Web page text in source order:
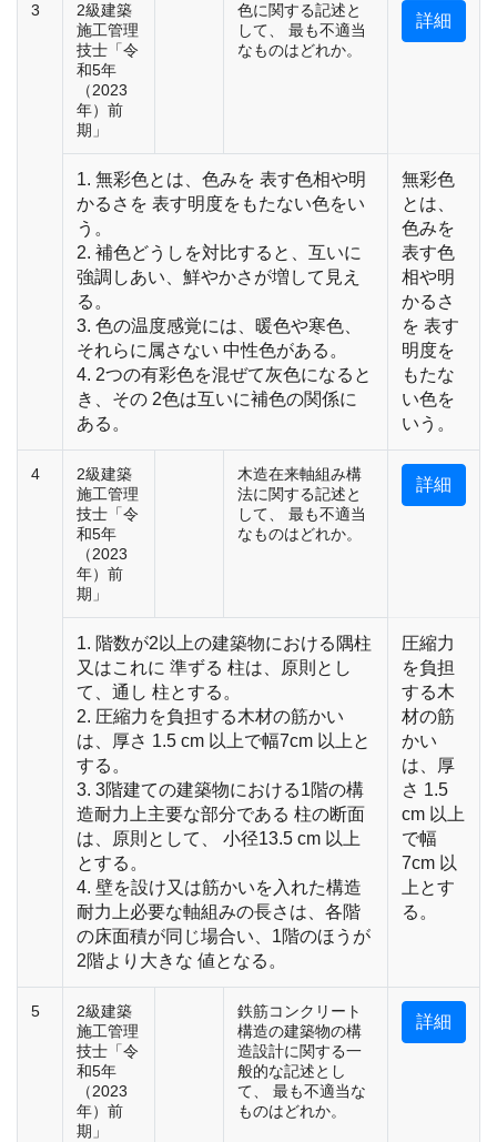
3
2級建築
施工管理
技士「令
和5年
（2023
年）前
期」
色に関する記述と
して、 最も不適当
なものはどれか。
詳細
1. 無彩色とは、色みを 表す色相や明
かるさを 表す明度をもたない色をい
う。
2. 補色どうしを対比すると、互いに
強調しあい、鮮やかさが増して見え
る。
3. 色の温度感覚には、暖色や寒色、
それらに属さない 中性色がある。
4. 2つの有彩色を混ぜて灰色になると
き、その 2色は互いに補色の関係に
ある。
無彩色
とは、
色みを
表す色
相や明
かるさ
を 表す
明度を
もたな
い色を
いう。
4
2級建築
施工管理
技士「令
和5年
（2023
年）前
期」
木造在来軸組み構
法に関する記述と
して、 最も不適当
なものはどれか。
詳細
1. 階数が2以上の建築物における隅柱
又はこれに 準ずる 柱は、原則とし
て、通し 柱とする。
2. 圧縮力を負担する木材の筋かい
は、厚さ 1.5 cm 以上で幅7cm 以上と
する。
3. 3階建ての建築物における1階の構
造耐力上主要な部分である 柱の断面
は、原則として、 小径13.5 cm 以上
とする。
4. 壁を設け又は筋かいを入れた構造
耐力上必要な軸組みの長さは、各階
の床面積が同じ場合い、1階のほうが
2階より大きな 値となる。
圧縮力
を負担
する木
材の筋
かい
は、厚
さ 1.5
cm 以上
で幅
7cm 以
上とす
る。
5
2級建築
施工管理
技士「令
和5年
（2023
年）前
期」
鉄筋コンクリート
構造の建築物の構
造設計に関する一
般的な記述とし
て、 最も不適当な
ものはどれか。
詳細